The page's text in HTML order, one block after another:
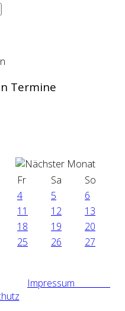
Termine
Fr Sa
So
4 5
6
11 12
13
18 19
20
25 26
27
Impressum